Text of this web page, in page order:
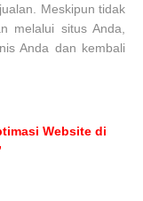
Meskipun tidak
melalui situs Anda,
Anda dan kembali
Website di